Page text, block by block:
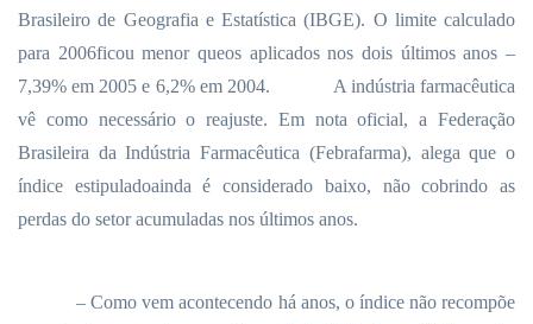
Brasileiro de Geografia e Estatística (IBGE). O limite calculado
para 2006ficou menor queos aplicados nos dois últimos anos –
7,39% em 2005 e 6,2% em 2004.
A indústria farmacêutica
vê como necessário o reajuste. Em nota oficial, a Federação
Brasileira da Indústria Farmacêutica (Febrafarma), alega que o
índice estipuladoainda é considerado baixo, não cobrindo as
perdas do setor acumuladas nos últimos anos.
– Como vem acontecendo há anos, o índice não recompõe